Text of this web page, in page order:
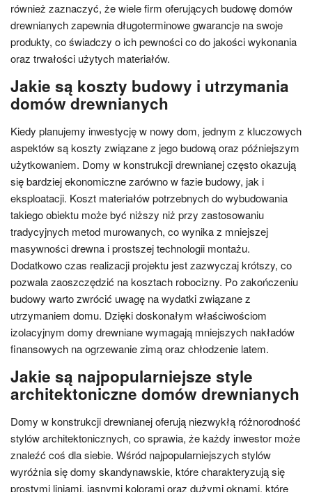
również zaznaczyć, że wiele firm oferujących budowę domów
drewnianych zapewnia długoterminowe gwarancje na swoje
produkty, co świadczy o ich pewności co do jakości wykonania
oraz trwałości użytych materiałów.
Jakie są koszty budowy i utrzymania
domów drewnianych
Kiedy planujemy inwestycję w nowy dom, jednym z kluczowych
aspektów są koszty związane z jego budową oraz późniejszym
użytkowaniem. Domy w konstrukcji drewnianej często okazują
się bardziej ekonomiczne zarówno w fazie budowy, jak i
eksploatacji. Koszt materiałów potrzebnych do wybudowania
takiego obiektu może być niższy niż przy zastosowaniu
tradycyjnych metod murowanych, co wynika z mniejszej
masywności drewna i prostszej technologii montażu.
Dodatkowo czas realizacji projektu jest zazwyczaj krótszy, co
pozwala zaoszczędzić na kosztach robocizny. Po zakończeniu
budowy warto zwrócić uwagę na wydatki związane z
utrzymaniem domu. Dzięki doskonałym właściwościom
izolacyjnym domy drewniane wymagają mniejszych nakładów
finansowych na ogrzewanie zimą oraz chłodzenie latem.
Jakie są najpopularniejsze style
architektoniczne domów drewnianych
Domy w konstrukcji drewnianej oferują niezwykłą różnorodność
stylów architektonicznych, co sprawia, że każdy inwestor może
znaleźć coś dla siebie. Wśród najpopularniejszych stylów
wyróżnia się domy skandynawskie, które charakteryzują się
prostymi liniami, jasnymi kolorami oraz dużymi oknami, które